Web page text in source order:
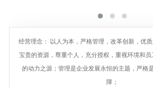
经营理念： 以人为本，严格管理，改革创新，优
宝贵的资源，尊重个人，充分授权，重视环境和
的动力之源；管理是企业发展永恒的主题，严格
障；